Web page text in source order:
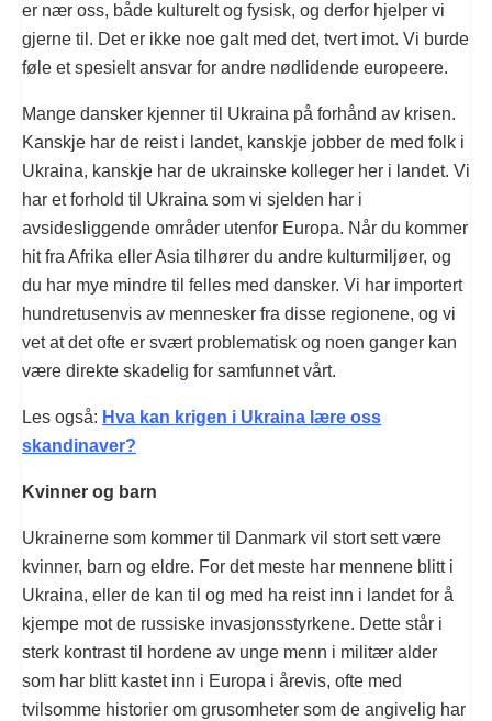
er nær oss, både kulturelt og fysisk, og derfor hjelper vi
gjerne til. Det er ikke noe galt med det, tvert imot. Vi burde
føle et spesielt ansvar for andre nødlidende europeere.
Mange dansker kjenner til Ukraina på forhånd av krisen.
Kanskje har de reist i landet, kanskje jobber de med folk i
Ukraina, kanskje har de ukrainske kolleger her i landet. Vi
har et forhold til Ukraina som vi sjelden har i
avsidesliggende områder utenfor Europa. Når du kommer
hit fra Afrika eller Asia tilhører du andre kulturmiljøer, og
du har mye mindre til felles med dansker. Vi har importert
hundretusenvis av mennesker fra disse regionene, og vi
vet at det ofte er svært problematisk og noen ganger kan
være direkte skadelig for samfunnet vårt.
Les også: Hva kan krigen i Ukraina lære oss
skandinaver?
Kvinner og barn
Ukrainerne som kommer til Danmark vil stort sett være
kvinner, barn og eldre. For det meste har mennene blitt i
Ukraina, eller de kan til og med ha reist inn i landet for å
kjempe mot de russiske invasjonsstyrkene. Dette står i
sterk kontrast til hordene av unge menn i militær alder
som har blitt kastet inn i Europa i årevis, ofte med
tvilsomme historier om grusomheter som de angivelig har